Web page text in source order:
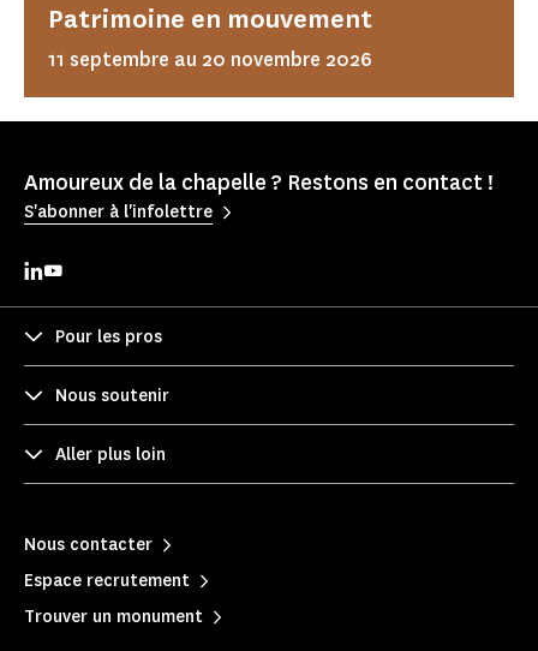
Patrimoine en mouvement
11 septembre au 20 novembre 2026
Amoureux de la chapelle ? Restons en contact !
S'abonner à l'infolettre
Pour les pros
Nous soutenir
Aller plus loin
Nous contacter
Espace recrutement
Trouver un monument